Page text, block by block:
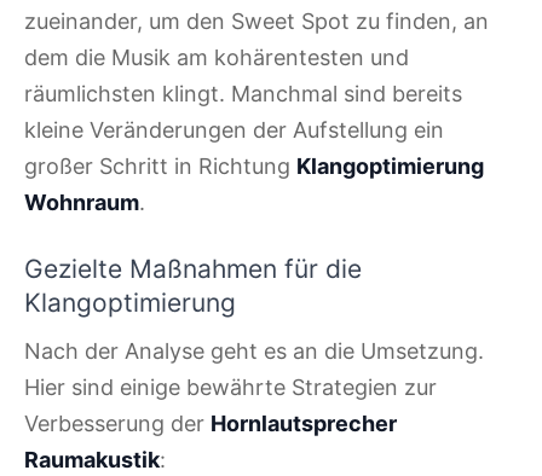
zueinander, um den Sweet Spot zu finden, an
dem die Musik am kohärentesten und
räumlichsten klingt. Manchmal sind bereits
kleine Veränderungen der Aufstellung ein
großer Schritt in Richtung Klangoptimierung
Wohnraum.
Gezielte Maßnahmen für die
Klangoptimierung
Nach der Analyse geht es an die Umsetzung.
Hier sind einige bewährte Strategien zur
Verbesserung der Hornlautsprecher
Raumakustik: